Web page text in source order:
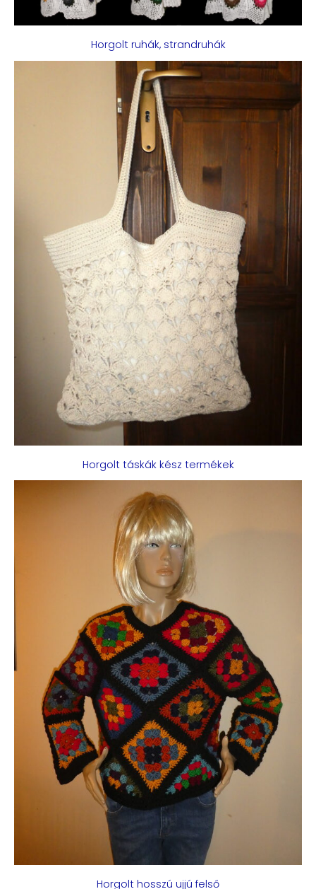
Horgolt ruhák, strandruhák
Horgolt táskák kész termékek
Horgolt hosszú ujjú felső